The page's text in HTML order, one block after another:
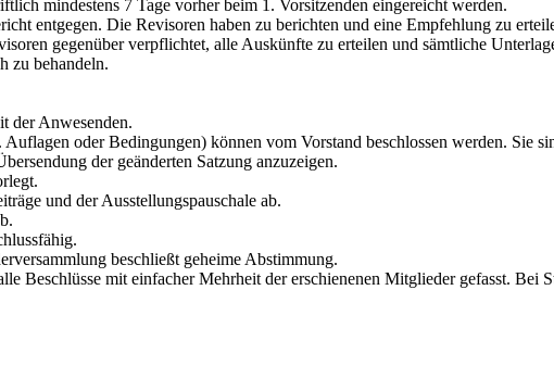
mindestens 7 Tage vorher beim 1. Vorsitzenden eingereicht werden.
entgegen. Die Revisoren haben zu berichten und eine Empfehlung zu
gegenüber verpflichtet, alle Auskünfte zu erteilen und sämtliche
zu behandeln.
der Anwesenden.
oder Bedingungen) können vom Vorstand beschlossen werden. Sie
der geänderten Satzung anzuzeigen.
und der Ausstellungspauschale ab.
beschließt geheime Abstimmung.
Beschlüsse mit einfacher Mehrheit der erschienenen Mitglieder gefasst. Bei